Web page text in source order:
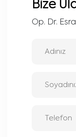
Bize
Op. Dr. Esra